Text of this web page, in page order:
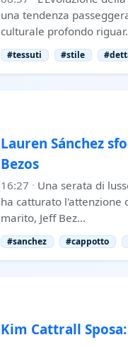
una tendenza
culturale profondo
#tessuti #stile
Lauren Sánchez
Bezos
16:27 · Una serata di
ha catturato l'attenzione
marito, Jeff Bez…
#sanchez #cappotto
Kim Cattrall